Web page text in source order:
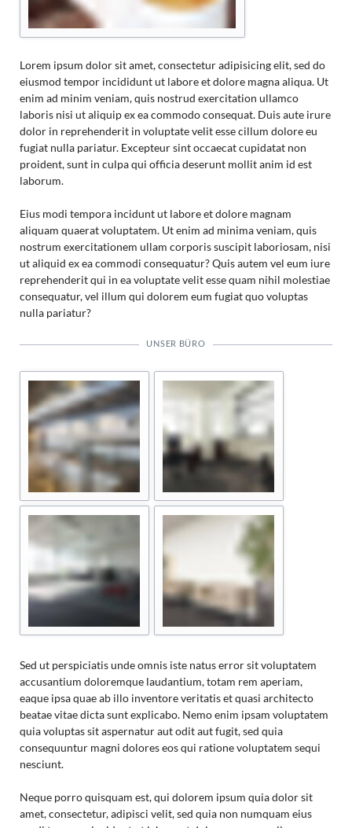
Lorem ipsum dolor sit amet, consectetur adipisicing elit, sed do
eiusmod tempor incididunt ut labore et dolore magna aliqua. Ut
enim ad minim veniam, quis nostrud exercitation ullamco
laboris nisi ut aliquip ex ea commodo consequat. Duis aute irure
dolor in reprehenderit in voluptate velit esse cillum dolore eu
fugiat nulla pariatur. Excepteur sint occaecat cupidatat non
proident, sunt in culpa qui officia deserunt mollit anim id est
laborum.
Eius modi tempora incidunt ut labore et dolore magnam
aliquam quaerat voluptatem. Ut enim ad minima veniam, quis
nostrum exercitationem ullam corporis suscipit laboriosam, nisi
ut aliquid ex ea commodi consequatur? Quis autem vel eum iure
reprehenderit qui in ea voluptate velit esse quam nihil molestiae
consequatur, vel illum qui dolorem eum fugiat quo voluptas
nulla pariatur?
UNSER BÜRO
Sed ut perspiciatis unde omnis iste natus error sit voluptatem
accusantium doloremque laudantium, totam rem aperiam,
eaque ipsa quae ab illo inventore veritatis et quasi architecto
beatae vitae dicta sunt explicabo. Nemo enim ipsam voluptatem
quia voluptas sit aspernatur aut odit aut fugit, sed quia
consequuntur magni dolores eos qui ratione voluptatem sequi
nesciunt.
Neque porro quisquam est, qui dolorem ipsum quia dolor sit
amet, consectetur, adipisci velit, sed quia non numquam eius